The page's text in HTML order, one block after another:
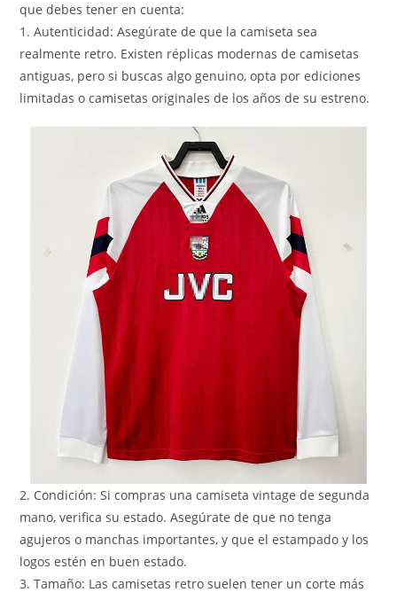
que debes tener en cuenta:
1. Autenticidad: Asegúrate de que la camiseta sea
realmente retro. Existen réplicas modernas de camisetas
antiguas, pero si buscas algo genuino, opta por ediciones
limitadas o camisetas originales de los años de su estreno.
2. Condición: Si compras una camiseta vintage de segunda
mano, verifica su estado. Asegúrate de que no tenga
agujeros o manchas importantes, y que el estampado y los
logos estén en buen estado.
3. Tamaño: Las camisetas retro suelen tener un corte más